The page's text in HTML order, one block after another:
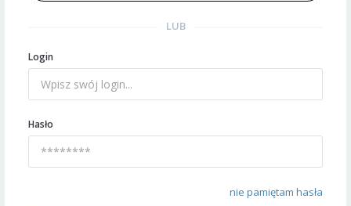
LUB
Login
Hasło
nie pamiętam hasła